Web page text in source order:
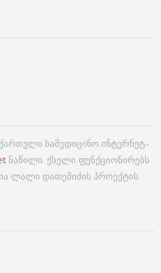
სამედიცინო ინტერნეტ-
ნაწილი. ქსელი ფუნქციონირებს
ლალი დათეშიძის პროექტის